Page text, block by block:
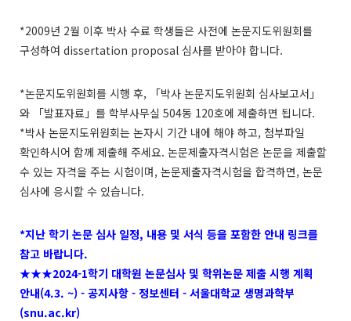
*2009년 2월 이후 박사 수료 학생들은 사전에 논문지도위원회를
구성하여 dissertation proposal 심사를 받아야 합니다.
*논문지도위원회를 시행 후,
「박사 논문지도위원회 심사보고서」
와
「발표자료」를 학부사무실 504동 120호에 제출하면 됩니다.
*박사 논문지도위원회는 논자시 기간 내에 해야 하고, 첨부파일
확인하시어 함께 제출해 주세요. 논문제출자격시험은 논문을 제출할
수 있는 자격을 주는 시험이며, 논문제출자격시험을 합격하면, 논문
심사에 응시할 수 있습니다.
*지난 학기 논문 심사 일정, 내용 및 서식 등을 포함한 안내 링크를
참고 바랍니다.
★★★2024-1학기 대학원 논문심사 및 학위논문 제출 시행 계획
안내(4.3. ~) - 공지사항 - 정보센터 - 서울대학교 생명과학부
(snu.ac.kr)